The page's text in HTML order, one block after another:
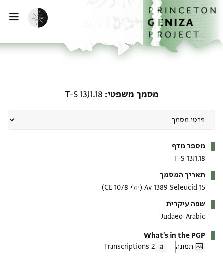
לתוכןהבית
הפעלת מצב כהה
מסמך משפטי T-S 13J1.18
מספר מדף
T-S 13J1.18
תאריך המסמך
15 Av 1389 Seleucid
(יולי 1078 CE)
שפה עיקרית
Judaeo-Arabic
What's in the PGP
תמונה
2 Transcriptions